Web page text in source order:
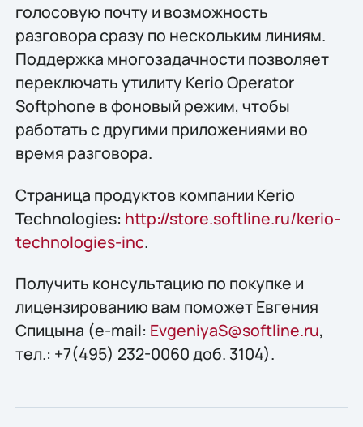
голосовую почту и возможность
разговора сразу по нескольким линиям.
Поддержка многозадачности позволяет
переключать утилиту Kerio Operator
Softphone в фоновый режим, чтобы
работать с другими приложениями во
время разговора.
Страница продуктов компании Kerio
Technologies: http://store.softline.ru/kerio-
technologies-inc.
Получить консультацию по покупке и
лицензированию вам поможет Евгения
Спицына (e-mail: EvgeniyaS@softline.ru,
тел.: +7(495) 232-0060 доб. 3104).